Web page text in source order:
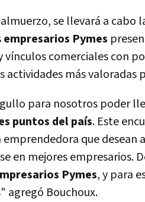
se llevará a cabo
empresarios Pymes
ví­nculos comerciales con
actividades más valoradas
para nosotros poder
puntos del paí­s. Este
que desean
en mejores empresarios.
Pymes, y para
agregó Bouchoux.